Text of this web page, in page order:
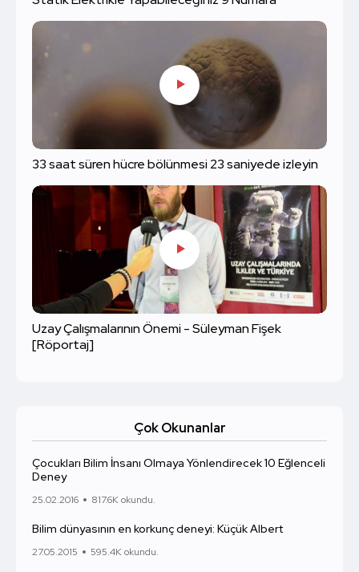
33 saat süren hücre bölünmesi 23 saniyede izleyin
Uzay Çalışmalarının Önemi - Süleyman Fişek
[Röportaj]
Çok Okunanlar
Çocukları Bilim İnsanı Olmaya Yönlendirecek 10 Eğlenceli
Deney
25.02.2016 817.6K okundu.
Bilim dünyasının en korkunç deneyi: Küçük Albert
27.05.2015 595.4K okundu.